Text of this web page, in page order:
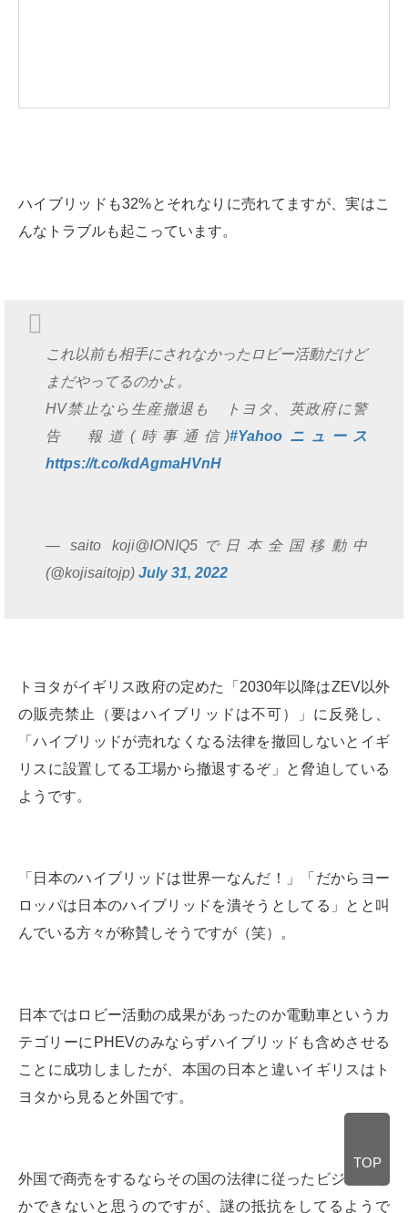
ハイブリッドも32%とそれなりに売れてますが、実はこ
んなトラブルも起こっています。
これ以前も相手にされなかったロビー活動だけど
まだやってるのかよ。
HV禁止なら生産撤退も トヨタ、英政府に警
告 報道(時事通信)#Yahooニュース
https://t.co/kdAgmaHVnH
— saito koji@IONIQ5で日本全国移動中
(@kojisaitojp) July 31, 2022
トヨタがイギリス政府の定めた「2030年以降はZEV以外
の販売禁止（要はハイブリッドは不可）」に反発し、
「ハイブリッドが売れなくなる法律を撤回しないとイギ
リスに設置してる工場から撤退するぞ」と脅迫している
ようです。
「日本のハイブリッドは世界一なんだ！」「だからヨー
ロッパは日本のハイブリッドを潰そうとしてる」とと叫
んでいる方々が称賛しそうですが（笑）。
日本ではロビー活動の成果があったのか電動車というカ
テゴリーにPHEVのみならずハイブリッドも含めさせる
ことに成功しましたが、本国の日本と違いイギリスはト
ヨタから見ると外国です。
外国で商売をするならその国の法律に従ったビジネスし
かできないと思うのですが、謎の抵抗をしてるようで
TOP